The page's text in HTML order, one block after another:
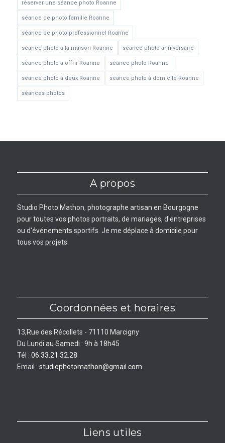
réserver une séance photo Roanne
séance de photo famille Roanne
séance de photo professionnel Roanne
séance photo a la maison Roanne séance photo anniversaire
séance photo a offrir Roanne séance photo Roanne
séance photo à deux Roanne séance photo à domicile Roanne
séances photos
A propos
Studio Photo Mathon, photographe artisan en Bourgogne
pour toutes vos photos portraits, de mariages, d'entreprises
ou d'événements sportifs. Je me déplace à domicile pour
tous vos projets.
Coordonnées et horaires
13,Rue des Récollets - 71110 Marcigny
Du Lundi au Samedi : 9h à 18h45
Tél : 06.33.21.32.28
Email : studiophotomathon@gmail.com
Liens utiles